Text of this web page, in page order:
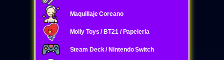
Maquillaje Coreano
Molly Toys / BT21 / Papeleria
Steam Deck / Nintendo Switch